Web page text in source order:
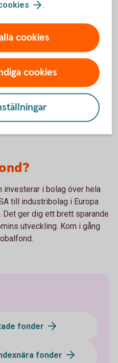
utdelning. Generellt har
en mer mogen
att ge dem en lägre
High Dividend A - se
investerar i bolag över hela
till industribolag i Europa
ger dig ett brett sparande
utveckling. Kom i gång
fonder
fonder
.
cookies
cookies